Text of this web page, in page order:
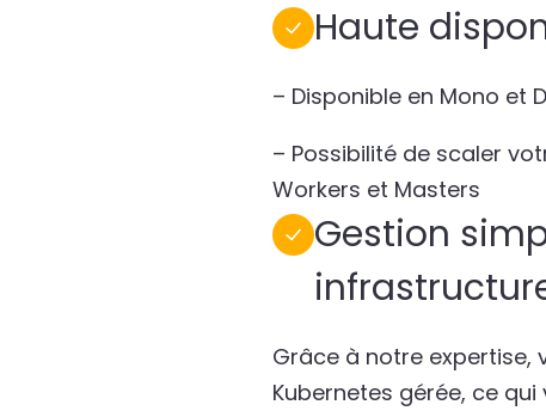
Haute
– Disponible en Mono et
– Possibilité de scaler
Workers et Masters
Gestion
Grâce à notre expertise,
Kubernetes gérée, ce